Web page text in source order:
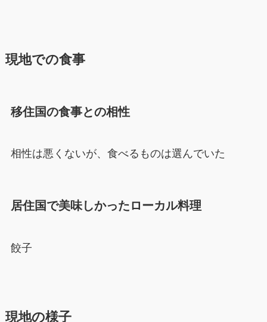
現地での食事
移住国の食事との相性
相性は悪くないが、食べるものは選んでいた
居住国で美味しかったローカル料理
餃子
現地の様子